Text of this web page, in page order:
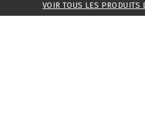
VOIR TOUS LES PRODUITS